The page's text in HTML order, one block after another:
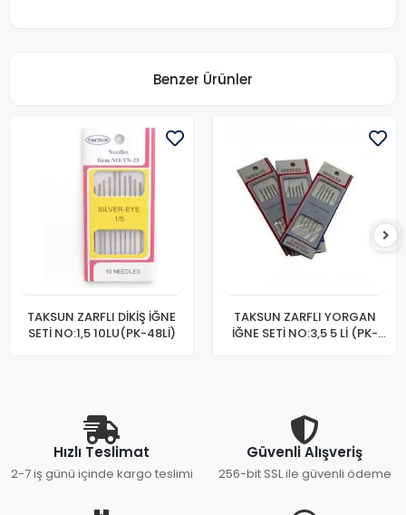
Benzer Ürünler
TAKSUN ZARFLI DİKİŞ İĞNE
SETİ NO:1,5 10LU(PK-48Lİ)
TAKSUN ZARFLI YORGAN
İĞNE SETİ NO:3,5 5 Lİ (PK-
Hızlı Teslimat
2-7 iş günü içinde kargo teslimi
Güvenli Alışveriş
256-bit SSL ile güvenli ödeme